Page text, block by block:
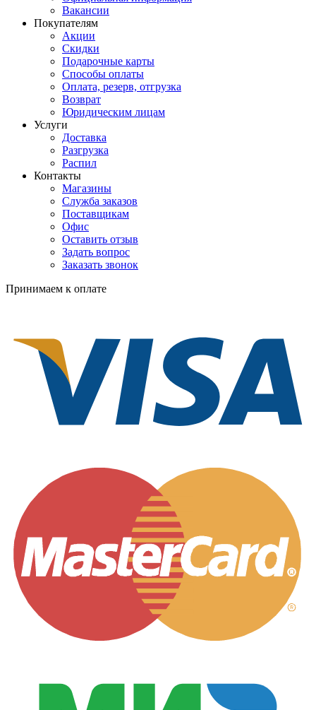
Вакансии
Покупателям
Акции
Скидки
Подарочные карты
Способы оплаты
Оплата, резерв, отгрузка
Возврат
Юридическим лицам
Услуги
Доставка
Разгрузка
Распил
Контакты
Магазины
Служба заказов
Поставщикам
Офис
Оставить отзыв
Задать вопрос
Заказать звонок
Принимаем к оплате